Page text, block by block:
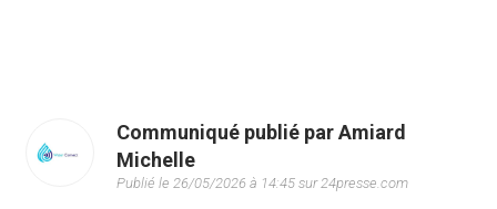
Communiqué publié par Amiard
Michelle
Publié le 26/05/2026 à 14:45 sur 24presse.com